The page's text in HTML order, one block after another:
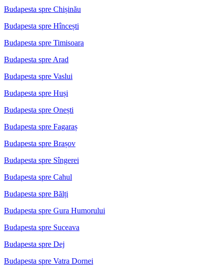
Budapesta spre Chișinău
Budapesta spre Hîncești
Budapesta spre Timisoara
Budapesta spre Arad
Budapesta spre Vaslui
Budapesta spre Huși
Budapesta spre Onești
Budapesta spre Fagaraș
Budapesta spre Brașov
Budapesta spre Sîngerei
Budapesta spre Cahul
Budapesta spre Bălți
Budapesta spre Gura Humorului
Budapesta spre Suceava
Budapesta spre Dej
Budapesta spre Vatra Dornei